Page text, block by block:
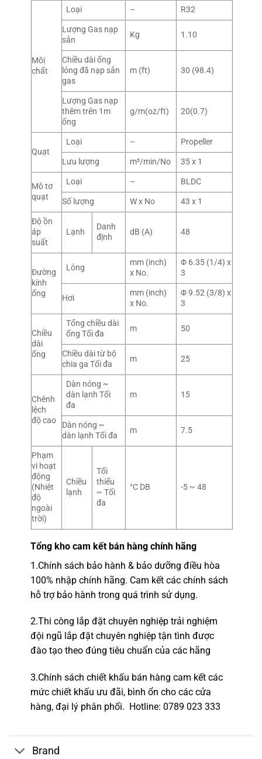
Môi
chất
Loại –
R32
Lượng Gas nạp
sẵn
Kg 1.10
Chiều dài ống
lỏng đã nạp sẵn
gas
m (ft) 30 (98.4)
Lượng Gas nạp
thêm trên 1m
ống
g/m(oz/ft) 20(0.7)
Quạt
Loại –
Propeller
Lưu lượng
m³/min/No 35 x 1
Mô tơ
quạt
Loại –
BLDC
Số lượng
W x No
43 x 1
Độ ồn
áp
suất
Lạnh
Danh
định
dB (A) 48
Đường
kính
ống
Lỏng
mm (inch)
x No.
Φ 6.35 (1/4) x
3
Hơi
mm (inch)
x No.
Φ 9.52 (3/8) x
3
Chiều
dài
ống
Tổng chiều dài
ống Tối đa
m 50
Chiều dài từ bộ
chia ga Tối đa
m 25
Chênh
lệch
độ cao
Dàn nóng ~
dàn lạnh Tối
đa
m 15
Dàn nóng ~
dàn lạnh Tối đa
m 7.5
Phạm
vi hoạt
động
(Nhiệt
độ
ngoài
trời)
Chiều
lạnh
Tối
thiểu
~ Tối
đa
°C DB -5 ~ 48
Tổng kho cam kết bán hàng chính hãng
1.Chính sách bảo hành & bảo dưỡng điều hòa
100% nhập chính hãng. Cam kết các chính sách
hỗ trợ bảo hành trong quá trình sử dụng.
2.Thi công lắp đặt chuyên nghiệptrải nghiệm
đội ngũ lắp đặt chuyên nghiệp tận tình được
đào tạo theo đúng tiêu chuẩn của các hãng
3.Chính sách chiết khấu bán hàng cam kếtcác
mức chiết khấu ưu đãi, bình ổn cho các cửa
hàng, đại lý phân phối. Hotline: 0789 023 333
Brand